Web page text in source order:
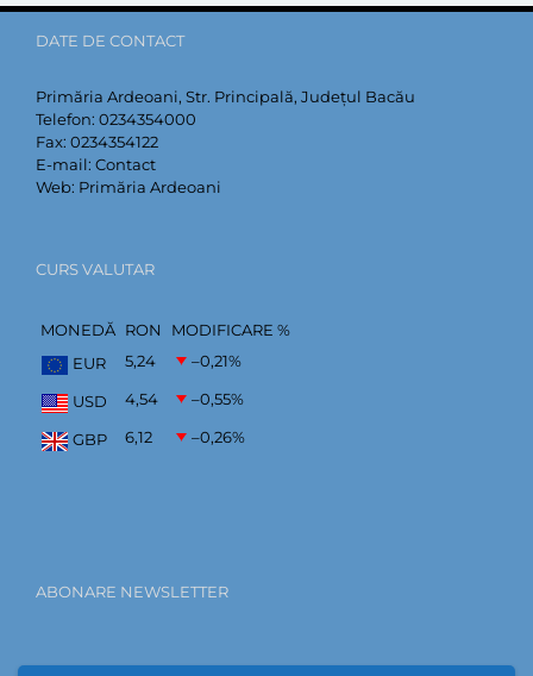
DATE DE CONTACT
Primăria Ardeoani, Str. Principală, Județul Bacău
Telefon: 0234354000
Fax: 0234354122
E-mail: Contact
Web: Primăria Ardeoani
CURS VALUTAR
MONEDĂ RON
MODIFICARE %
EUR
5,24 –0,21%
USD 4,54 –0,55%
GBP 6,12 –0,26%
ABONARE NEWSLETTER